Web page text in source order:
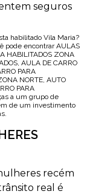
seguros
habilitado Vila Maria?
pode encontrar AULAS
HABILITADOS ZONA
AULA DE CARRO
PARA
NORTE, AUTO
PARA
a um grupo de
de um investimento
recém
real é